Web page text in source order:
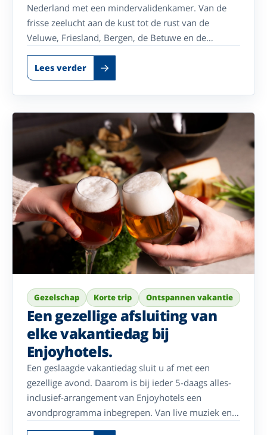
Nederland met een mindervalidenkamer. Van de
frisse zeelucht aan de kust tot de rust van de
Veluwe, Friesland, Bergen, de Betuwe en de
Achterhoek: kies uw favoriete bestemming en
geniet zorgeloos van een ontspannen vakantie.
Lees verder
Gezelschap Korte trip Ontspannen vakantie
Een gezellige afsluiting van
elke vakantiedag bij
Enjoyhotels.
Een geslaagde vakantiedag sluit u af met een
gezellige avond. Daarom is bij ieder 5-daags alles-
inclusief-arrangement van Enjoyhotels een
avondprogramma inbegrepen. Van live muziek en